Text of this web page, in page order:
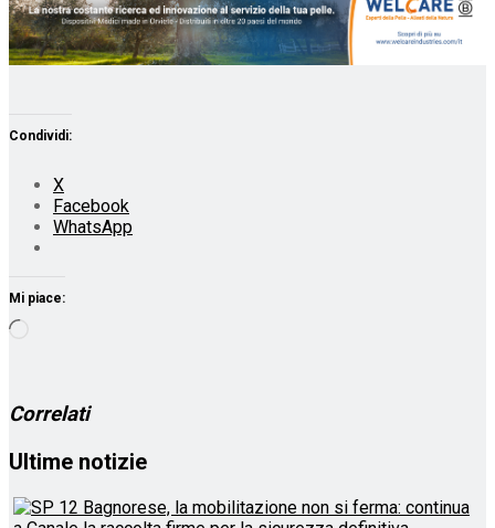
Condividi:
X
Facebook
WhatsApp
Mi piace:
Correlati
Ultime notizie